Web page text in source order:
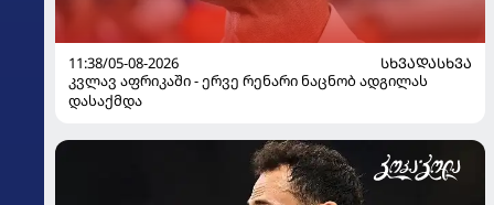
11:38/05-08-2026
ᲡᲮᲕᲐᲓᲐᲡᲮᲕᲐ
კვლავ აფრიკაში - ერვე რენარი ნაცნობ ადგილას
დასაქმდა